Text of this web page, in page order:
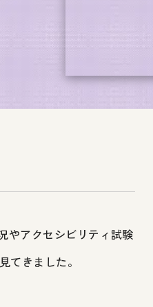
やアクセシビリティ試験
てきました。